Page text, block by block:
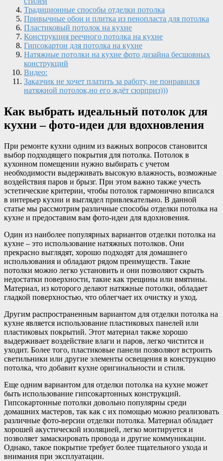
Традиционные способы отделки потолка
Привычные обои и плитка из пенопласта для потолка
Пластиковый потолок на кухне
Конструкция реечного потолка на кухне
Гипсокартон для потолка на кухне
Натяжные потолки на кухне фото дизайна бесшовных
конструкций
Видео:
Заказчик не хочет платить за работу, не понравился
натяжной потолок,но его ждёт сюрприз)))
Как выбрать идеальный потолок для
кухни – фото-идеи для вдохновления
При ремонте кухни одним из важных вопросов становится
выбор подходящего покрытия для потолка. Потолок в
кухонном помещении нужно выбирать с учетом
необходимости выдерживать высокую влажность, возможные
воздействия паров и брызг. При этом важно также учесть
эстетические критерии, чтобы потолок гармонично вписался
в интерьер кухни и выглядел привлекательно. В данной
статье мы рассмотрим различные способы отделки потолка на
кухне и предоставим вам фото-идеи для вдохновения.
Один из наиболее популярных вариантов отделки потолка на
кухне – это использование натяжных потолков. Они
прекрасно выглядят, хорошо подходят для домашнего
использования и обладают рядом преимуществ. Такие
потолки можно легко установить и они позволяют скрыть
недостатки поверхности, такие как трещины или вмятины.
Материал, из которого делают натяжные потолки, обладает
гладкой поверхностью, что облегчает их очистку и уход.
Другим распространенным вариантом для отделки потолка на
кухне является использование пластиковых панелей или
пластиковых покрытий. Этот материал также хорошо
выдерживает воздействие влаги и паров, легко чистится и
уходит. Более того, пластиковые панели позволяют встроить
светильники или другие элементы освещения в конструкцию
потолка, что добавит кухне оригинальности и стиля.
Еще одним вариантом для отделки потолка на кухне может
быть использование гипсокартонных конструкций.
Гипсокартонные потолки довольно популярны среди
домашних мастеров, так как с их помощью можно реализовать
различные фото-версии отделки потолка. Материал обладает
хорошей акустической изоляцией, легко монтируется и
позволяет замаскировать провода и другие коммуникации.
Однако, такое покрытие требует более тщательного ухода и
внимания при эксплуатации.